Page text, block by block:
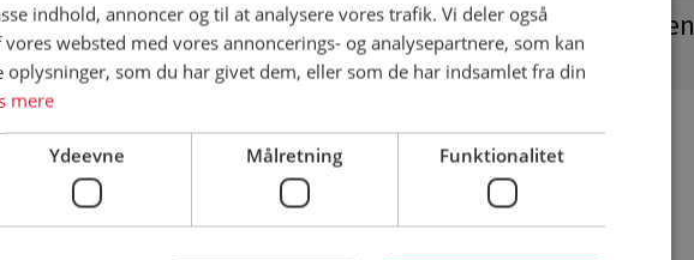
Åbningsperiode
Åbningsperiode er vejledende – besøg
korrekt åbningsperiode
Find campingpladsen
på
indhold, annoncer og til at analysere vores trafik. Vi deler også
websted med vores annoncerings- og analysepartnere, som kan
som du har givet dem, eller som de har indsamlet fra din
mere
Ydeevne Målretning Funktionalitet